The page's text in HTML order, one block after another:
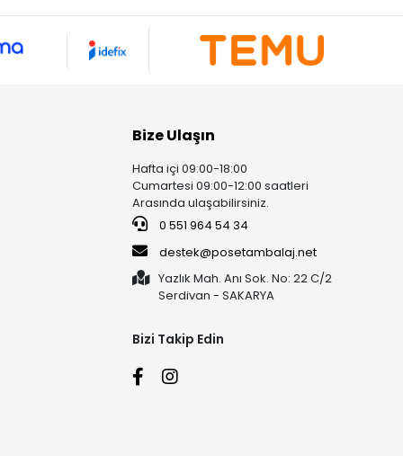
Bize Ulaşın
Hafta içi 09:00-18:00
Cumartesi 09:00-12:00 saatleri
Arasında ulaşabilirsiniz.
0 551 964 54 34
destek@posetambalaj.net
Yazlık Mah. Anı Sok. No: 22 C/2
Serdivan - SAKARYA
Bizi Takip Edin